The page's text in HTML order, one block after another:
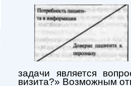
задачи является
визита?» Возможным